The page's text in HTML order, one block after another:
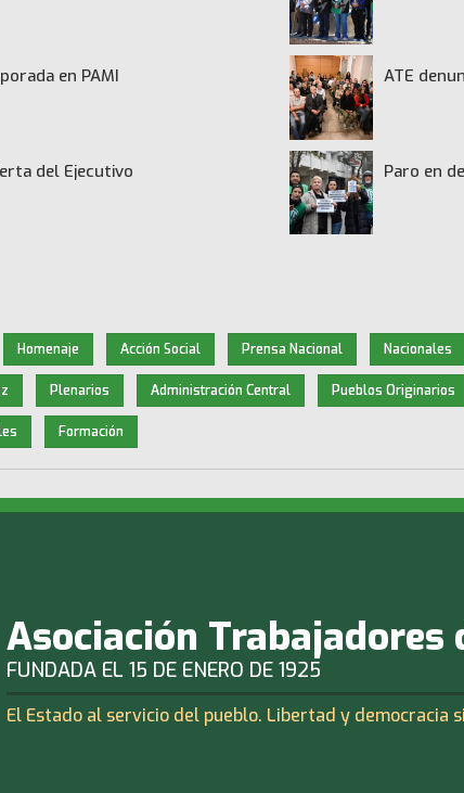
en PAMI ATE
del Ejecutivo Paro en
Homenaje Acción Social Prensa Nacional Nacionales
Plenarios Administración Central Pueblos Originarios
Formación
Asociación Trabajadores
FUNDADA EL 15 DE ENERO DE 1925
El Estado al servicio del pueblo. Libertad y democracia